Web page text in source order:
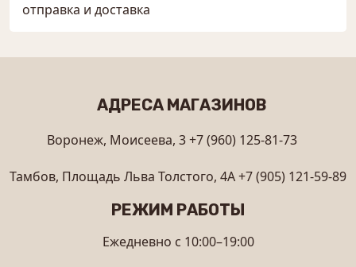
отправка и доставка
АДРЕСА МАГАЗИНОВ
Воронеж, Моисеева, 3+7 (960) 125-81-73
Тамбов, Площадь Льва Толстого, 4А+7 (905) 121-59-89
РЕЖИМ РАБОТЫ
Ежедневно с 10:00–19:00